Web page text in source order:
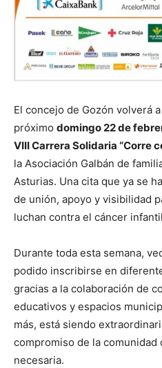
El concejo de Gozón volverá
próximo domingo 22 de
VIII Carrera Solidaria “Corre
la Asociación Galbán de
Asturias. Una cita que ya se
de unión, apoyo y visibilidad
luchan contra el cáncer
Durante toda esta semana,
podido inscribirse en
gracias a la colaboración de
educativos y espacios
más, está siendo
compromiso de la comunidad
necesaria.